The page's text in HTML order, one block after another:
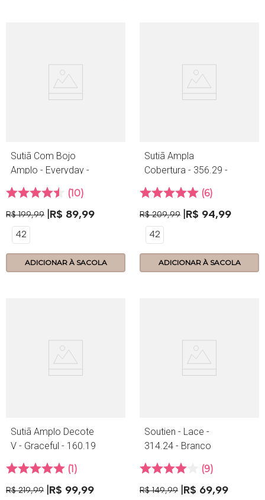
Sutiã Com Bojo
Amplo - Everyday -
10
R$ 199,99 R$ 89,99
42
ADICIONAR À SACOLA
Sutiã Ampla
Cobertura - 356.29 -
6
R$ 209,99 R$ 94,99
42
ADICIONAR À SACOLA
Sutiã Amplo Decote
V - Graceful - 160.19
- Ginger
1
R$ 219,99 R$ 99,99
Soutien - Lace -
314.24 - Branco
9
R$ 149,99 R$ 69,99